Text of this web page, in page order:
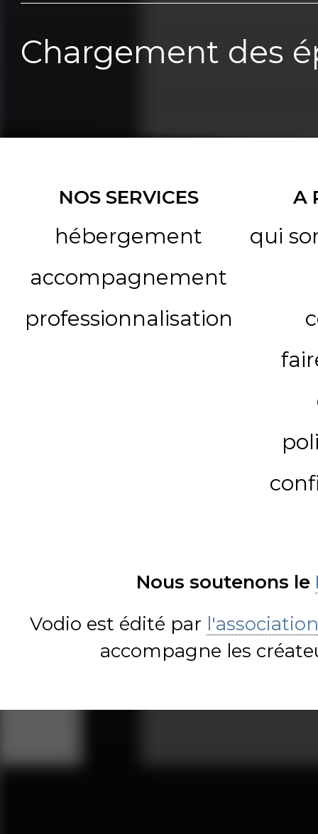
Chargement des
NOS SERVICES
hébergement
accompagnement
professionnalisation
A
qui